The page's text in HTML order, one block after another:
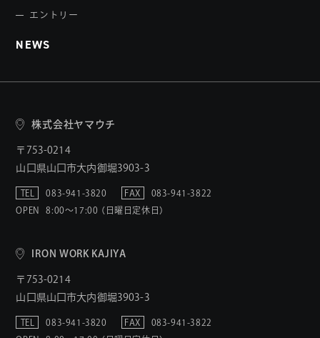
エントリー
NEWS
株式会社ヤマウチ
〒753-0214
山口県山口市大内御堀3903-3
TEL 083-941-3820 FAX
083-941-3822
OPEN
8:00〜17:00 （日曜日定休日）
IRON WORK KAJIYA
〒753-0214
山口県山口市大内御堀3903-3
TEL 083-941-3820 FAX
083-941-3822